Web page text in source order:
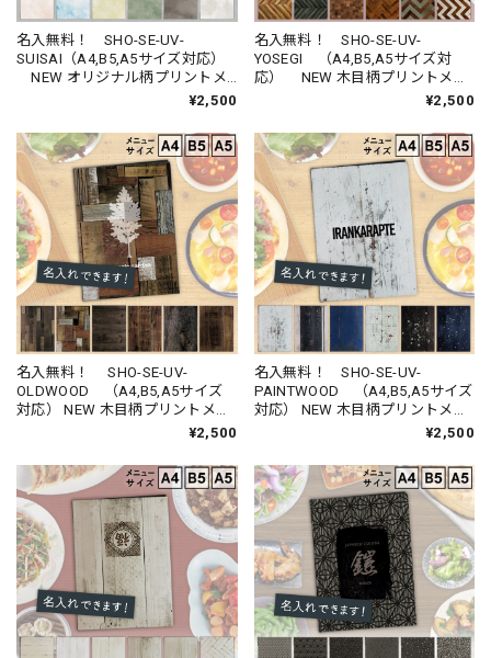
名入無料！ SHO-SE-UV-
SUISAI（A4,B5,A5サイズ対応）
NEW オリジナル柄プリントメ
ニューブック （受注生産品）
¥2,500
名入無料！ SHO-SE-UV-
YOSEGI （A4,B5,A5サイズ対
応） NEW 木目柄プリントメニ
ューブック （受注生産品）
¥2,500
名入無料！ SHO-SE-UV-
OLDWOOD （A4,B5,A5サイズ
対応） NEW 木目柄プリントメニ
ューブック （受注生産品）¥2,500
名入無料！ SHO-SE-UV-
PAINTWOOD （A4,B5,A5サイズ
対応） NEW 木目柄プリントメニ
ューブック （受注生産品）¥2,500